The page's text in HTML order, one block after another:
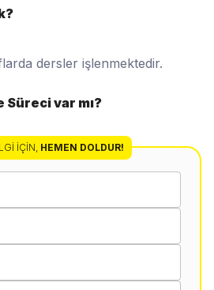
dersler işlenmektedir.
Süreci var mı?
İÇIN HEMEN DOLDUR!